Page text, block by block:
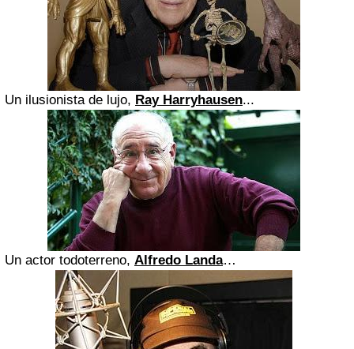
Un ilusionista de lujo, Ray Harryhausen...
Un actor todoterreno, Alfredo Landa…